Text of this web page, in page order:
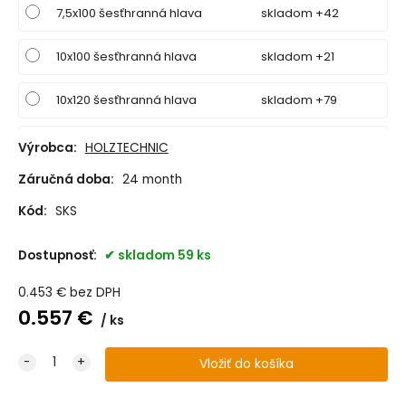
7,5x100 šesťhranná hlava skladom +42
10x100 šesťhranná hlava skladom +21
10x120 šesťhranná hlava skladom +79
10x140 šesťhranná hlava
12x120 šesťhranná hlava
Výrobca: HOLZTECHNIC
Záručná doba: 24 month
Kód: SKS
Dostupnosť: skladom 59 ks
0.453 € bez DPH
0.557 € ks